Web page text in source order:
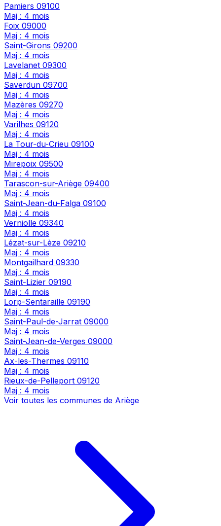
Pamiers 09100
Maj : 4 mois
Foix 09000
Maj : 4 mois
Saint-Girons 09200
Maj : 4 mois
Lavelanet 09300
Maj : 4 mois
Saverdun 09700
Maj : 4 mois
Mazères 09270
Maj : 4 mois
Varilhes 09120
Maj : 4 mois
La Tour-du-Crieu 09100
Maj : 4 mois
Mirepoix 09500
Maj : 4 mois
Tarascon-sur-Ariège 09400
Maj : 4 mois
Saint-Jean-du-Falga 09100
Maj : 4 mois
Verniolle 09340
Maj : 4 mois
Lézat-sur-Lèze 09210
Maj : 4 mois
Montgailhard 09330
Maj : 4 mois
Saint-Lizier 09190
Maj : 4 mois
Lorp-Sentaraille 09190
Maj : 4 mois
Saint-Paul-de-Jarrat 09000
Maj : 4 mois
Saint-Jean-de-Verges 09000
Maj : 4 mois
Ax-les-Thermes 09110
Maj : 4 mois
Rieux-de-Pelleport 09120
Maj : 4 mois
Voir toutes les communes de Ariège